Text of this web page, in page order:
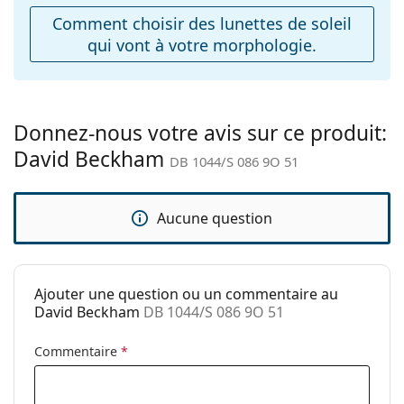
Explorez la gamme complète delunettes de soleil
découvrir d'autres modèles de marques populaires.
ajustables:
Accessoires
Étui:
Oui
nettoyage:
Autres
Lunettes de soleil
Marque:
David Beckham
Code:
DB 1044/S 086 9O 51
Comment choisir des lunettes de soleil
qui vont à votre morphologie.
Donnez-nous votre avis sur ce produit:
David Beckham DB 1044/S 086 9O 51
Aucune question
Ajouter une question ou un commentaire au
David Beckham DB 1044/S 086 9O 51
Commentaire *